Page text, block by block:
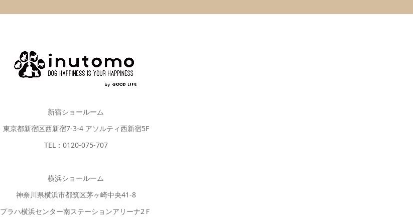
新宿ショールーム
東京都新宿区西新宿7-3-4 アソルティ西新宿5F
TEL：0120-075-707
横浜ショールーム
神奈川県横浜市都筑区茅ヶ崎中央41-8
プラハ横浜センター南ステーションアリーナ2Ｆ